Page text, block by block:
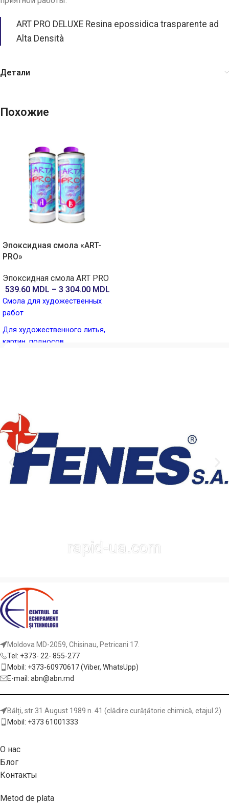
ART PRO DELUXE Resina epossidica trasparente ad
Alta Densità
Детали
Похожие
Эпоксидная смола «ART-
PRO»
Эпоксидная смола ART PRO
539.60 MDL – 3 304.00 MDL
Смола для художественных
работ
Для художественного литья,
картин, подносов
Moldova MD-2059, Chisinau, Petricani 17.
Tel: +373- 22- 855-277
Mobil: +373-60970617 (Viber, WhatsUpp)
E-mail: abn@abn.md
Bălți, str 31 August 1989 n. 41 (clădire curățătorie chimică, etajul 2)
Mobil: +373 61001333
О нас
Блог
Контакты
Metod de plata